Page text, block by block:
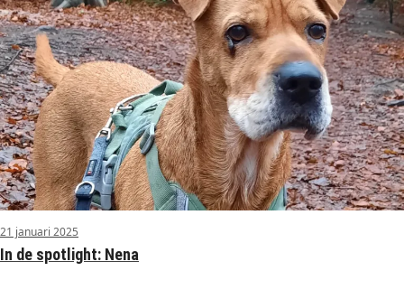
21 januari 2025
In de spotlight: Nena